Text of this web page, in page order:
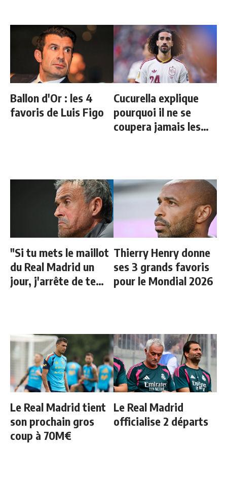
Ballon d'Or : les 4
favoris de Luis Figo
Cucurella explique
pourquoi il ne se
coupera jamais les
"Si tu mets le maillot
du Real Madrid un
jour, j'arrête de te
Thierry Henry donne
ses 3 grands favoris
pour le Mondial 2026
Le Real Madrid tient
son prochain gros
coup à 70M€
Le Real Madrid
officialise 2 départs